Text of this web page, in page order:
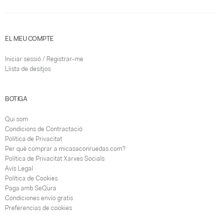
EL MEU COMPTE
Iniciar sessió / Registrar-me
Llista de desitjos
BOTIGA
Qui som
Condicions de Contractació
Política de Privacitat
Per què comprar a micasaconruedas.com?
Política de Privacitat Xarxes Socials
Avís Legal
Política de Cookies
Paga amb SeQura
Condiciones envío gratis
Preferencias de cookies